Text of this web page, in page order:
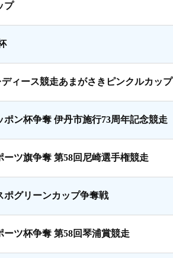
プ
ィース競走あまがさきピンクルカップ
ポン杯争奪 伊丹市施行73周年記念競走
ーツ旗争奪 第58回尼崎選手権競走
ポグリーンカップ争奪戦
ーツ杯争奪 第58回琴浦賞競走